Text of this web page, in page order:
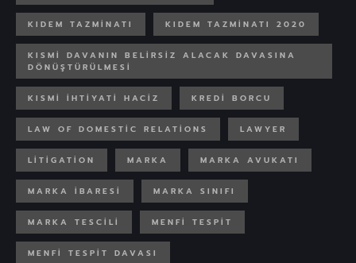
KIDEM TAZMINATI KIDEM TAZMINATI 2020
KISMI DAVANIN BELIRSIZ ALACAK DAVASINA
DÖNÜŞTÜRÜLMESI
KISMI IHTIYATI HACIZ KREDI BORCU
LAW OF DOMESTIC RELATIONS LAWYER
LITIGATION MARKA MARKA AVUKATI
MARKA IBARESI MARKA SINIFI
MARKA TESCILI MENFI TESPIT
MENFI TESPIT DAVASI